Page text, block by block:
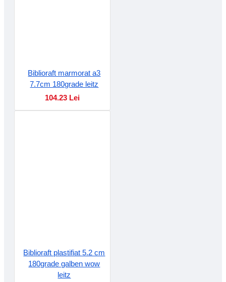
Biblioraft marmorat a3
7.7cm 180grade leitz
104.23 Lei
Biblioraft plastifiat 5.2 cm
180grade galben wow
leitz